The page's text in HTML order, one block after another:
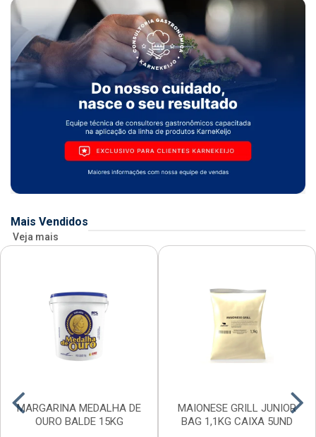
Mais Vendidos
Veja mais
MARGARINA MEDALHA DE
OURO BALDE 15KG
MAIONESE GRILL JUNIOR
BAG 1,1KG CAIXA 5UND